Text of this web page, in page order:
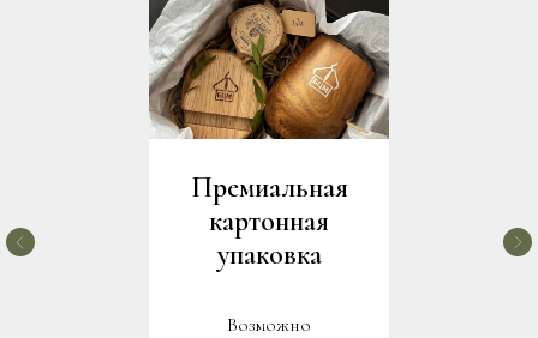
Премиальная
картонная
упаковка
Возможно